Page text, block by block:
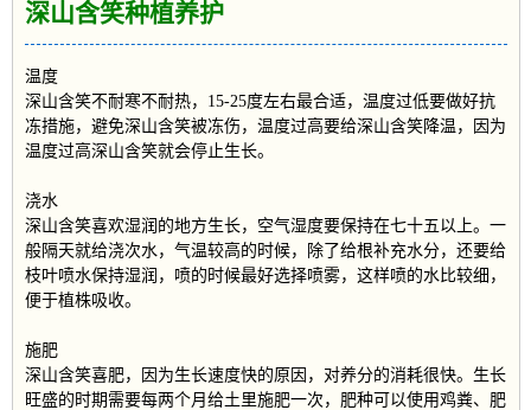
深山含笑种植养护
温度
深山含笑不耐寒不耐热，15-25度左右最合适，温度过低要做好抗
冻措施，避免深山含笑被冻伤，温度过高要给深山含笑降温，因为
温度过高深山含笑就会停止生长。
浇水
深山含笑喜欢湿润的地方生长，空气湿度要保持在七十五以上。一
般隔天就给浇次水，气温较高的时候，除了给根补充水分，还要给
枝叶喷水保持湿润，喷的时候最好选择喷雾，这样喷的水比较细，
便于植株吸收。
施肥
深山含笑喜肥，因为生长速度快的原因，对养分的消耗很快。生长
旺盛的时期需要每两个月给土里施肥一次，肥种可以使用鸡粪、肥